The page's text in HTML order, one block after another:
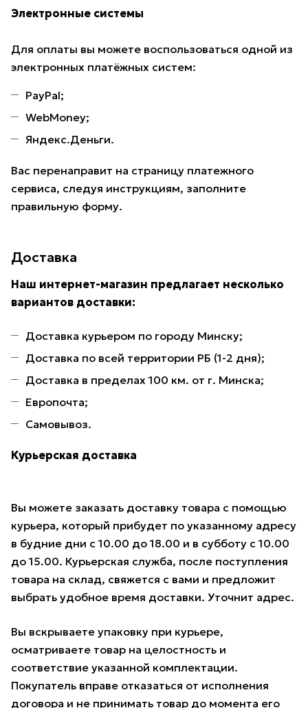
Электронные системы
Для оплаты вы можете воспользоваться одной из
электронных платёжных систем:
PayPal;
WebMoney;
Яндекс.Деньги.
Вас перенаправит на страницу платежного
сервиса, следуя инструкциям, заполните
правильную форму.
Доставка
Наш интернет-магазин предлагает несколько
вариантов доставки:
Доставка курьером по городу Минску;
Доставка по всей территории РБ (1-2 дня);
Доставка в пределах 100 км. от г. Минска;
Европочта;
Самовывоз.
Курьерская доставка
Вы можете заказать доставку товара с помощью
курьера, который прибудет по указанному адресу
в будние дни с 10.00 до 18.00 и в субботу с 10.00
до 15.00. Курьерская служба, после поступления
товара на склад, свяжется с вами и предложит
выбрать удобное время доставки. Уточнит адрес.
Вы вскрываете упаковку при курьере,
осматриваете товар на целостность и
соответствие указанной комплектации.
Покупатель вправе отказаться от исполнения
договора и не принимать товар до момента его